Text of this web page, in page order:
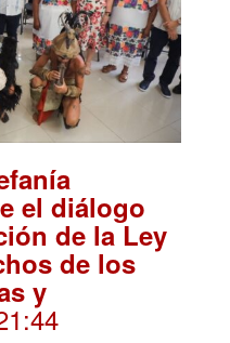
el diálogo
de la Ley
de los
y